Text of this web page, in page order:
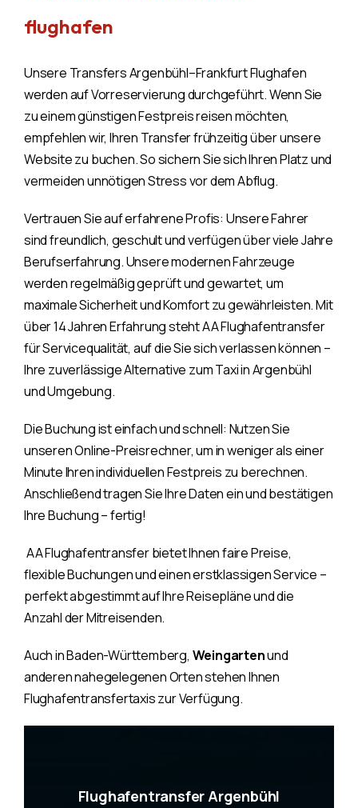
flughafen
Unsere Transfers Argenbühl–Frankfurt Flughafen
werden auf Vorreservierung durchgeführt. Wenn Sie
zu einem günstigen Festpreis reisen möchten,
empfehlen wir, Ihren Transfer frühzeitig über unsere
Website zu buchen. So sichern Sie sich Ihren Platz und
vermeiden unnötigen Stress vor dem Abflug.
Vertrauen Sie auf erfahrene Profis: Unsere Fahrer
sind freundlich, geschult und verfügen über viele Jahre
Berufserfahrung. Unsere modernen Fahrzeuge
werden regelmäßig geprüft und gewartet, um
maximale Sicherheit und Komfort zu gewährleisten. Mit
über 14 Jahren Erfahrung steht AA Flughafentransfer
für Servicequalität, auf die Sie sich verlassen können –
Ihre zuverlässige Alternative zum Taxi in Argenbühl
und Umgebung.
Die Buchung ist einfach und schnell: Nutzen Sie
unseren Online-Preisrechner, um in weniger als einer
Minute Ihren individuellen Festpreis zu berechnen.
Anschließend tragen Sie Ihre Daten ein und bestätigen
Ihre Buchung – fertig!
AA Flughafentransfer bietet Ihnen faire Preise,
flexible Buchungen und einen erstklassigen Service –
perfekt abgestimmt auf Ihre Reisepläne und die
Anzahl der Mitreisenden.
Auch in Baden-Württemberg, Weingartenund
anderen nahegelegenen Orten stehen Ihnen
Flughafentransfertaxis zur Verfügung.
Flughafentransfer Argenbühl